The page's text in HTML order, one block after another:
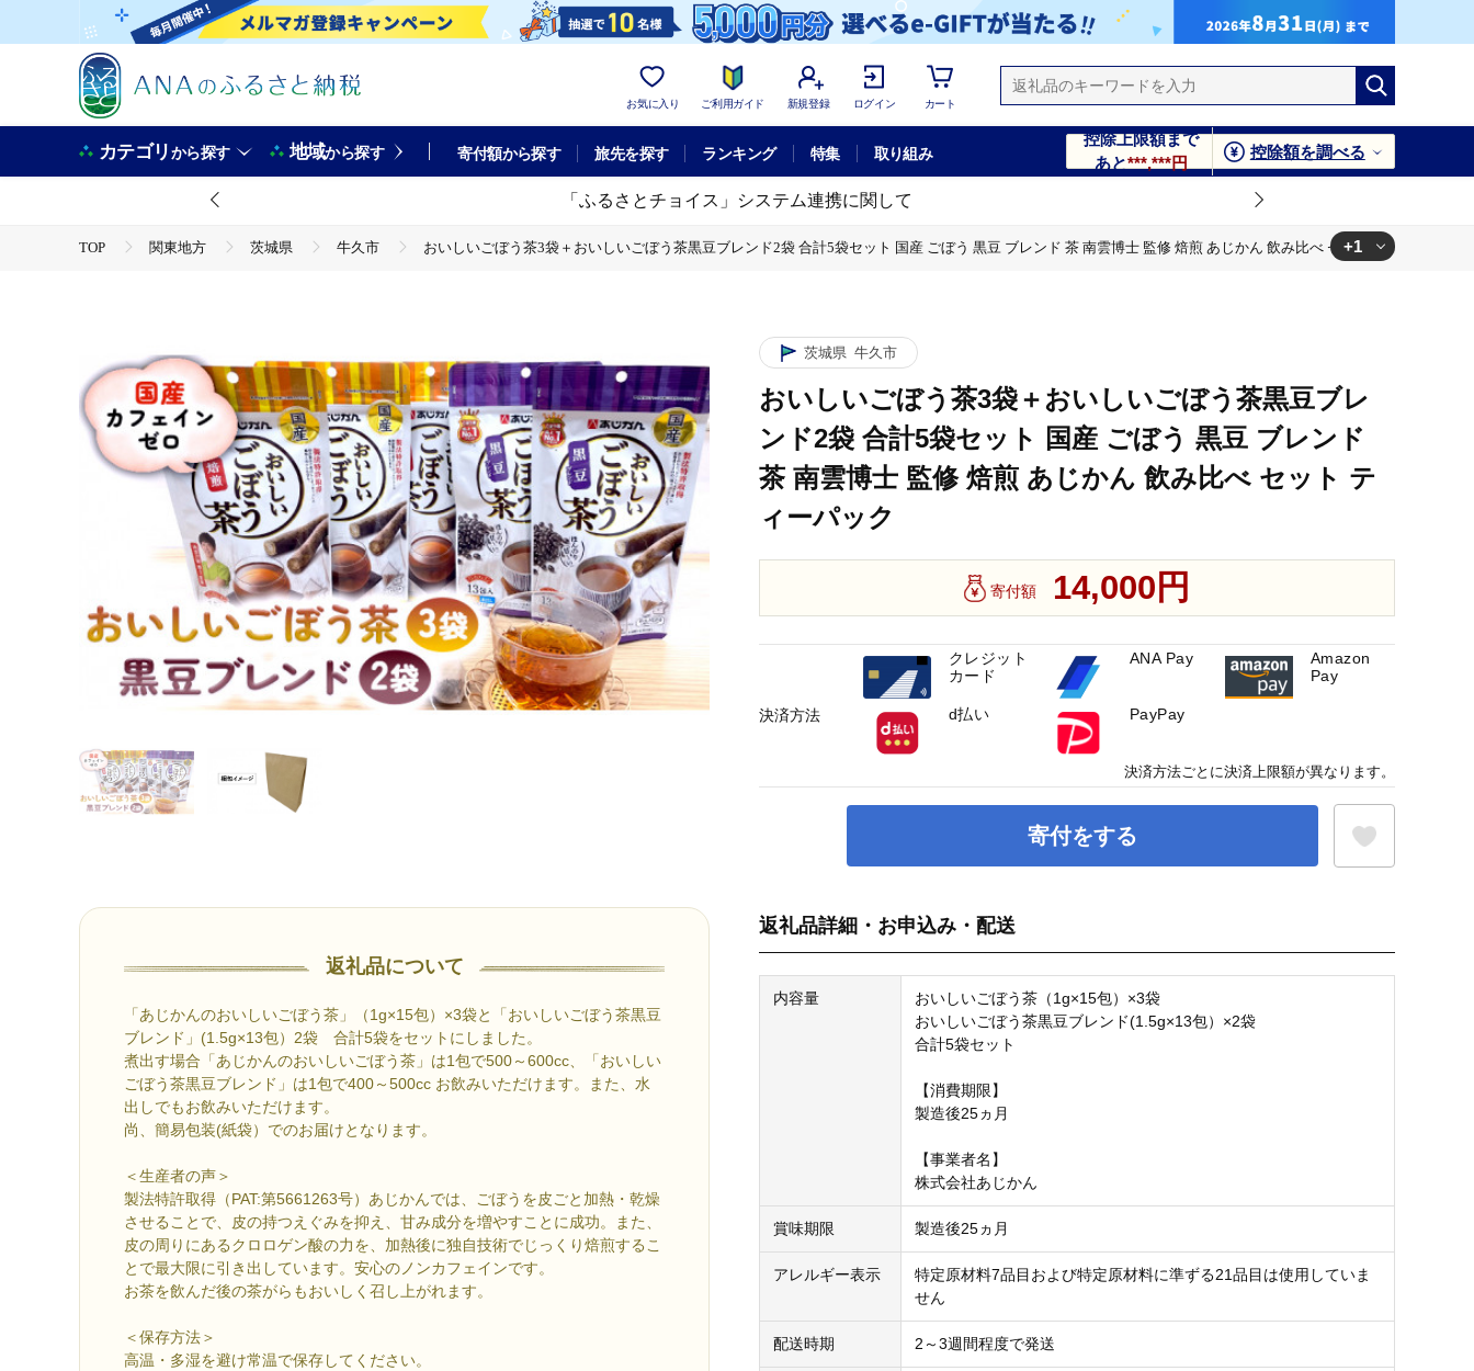
お気に入り ご利用ガイド 新規登録 ログイン カート
カテゴリから探す 地域から探す 寄付額から探す 旅先を探す ランキング 特集 取り組み
控除上限額まで
あと***,***円
控除額を調べる
「ふるさとチョイス」システム連携に関して
TOP 関東地方 茨城県 牛久市
おいしいごぼう茶3袋＋おいしいごぼう茶黒豆ブレンド2袋 合計5袋セット 国産 ごぼう 黒豆 ブレンド 茶 南雲博士 監修 焙煎 あじかん 飲み比べ セット ティーパック
+1
返礼品について
「あじかんのおいしいごぼう茶」（1g×15包）×3袋と「おいしいごぼう茶黒豆
ブレンド」(1.5g×13包）2袋 合計5袋をセットにしました。
煮出す場合「あじかんのおいしいごぼう茶」は1包で500～600cc、「おいしい
ごぼう茶黒豆ブレンド」は1包で400～500cc お飲みいただけます。また、水
出しでもお飲みいただけます。
尚、簡易包装(紙袋）でのお届けとなります。
＜生産者の声＞
製法特許取得（PAT:第5661263号）あじかんでは、ごぼうを皮ごと加熱・乾燥
させることで、皮の持つえぐみを抑え、甘み成分を増やすことに成功。また、
皮の周りにあるクロロゲン酸の力を、加熱後に独自技術でじっくり焙煎するこ
とで最大限に引き出しています。安心のノンカフェインです。
お茶を飲んだ後の茶がらもおいしく召し上がれます。
＜保存方法＞
高温・多湿を避け常温で保存してください。
茨城県 牛久市
おいしいごぼう茶3袋＋おいしいごぼう茶黒豆ブレ
ンド2袋 合計5袋セット 国産 ごぼう 黒豆 ブレンド
茶 南雲博士 監修 焙煎 あじかん 飲み比べ セット テ
ィーパック
寄付額 14,000円
寄付をする
返礼品詳細・お申込み・配送
内容量
おいしいごぼう茶（1g×15包）×3袋
おいしいごぼう茶黒豆ブレンド(1.5g×13包）×2袋
合計5袋セット
【消費期限】
製造後25ヵ月
【事業者名】
株式会社あじかん
賞味期限 製造後25ヵ月
アレルギー表示
特定原材料7品目および特定原材料に準ずる21品目は使用していま
せん
配送時期 2～3週間程度で発送
決済方法
クレジット
カード
ANA Pay
Amazon
Pay
d払い PayPay
決済方法ごとに決済上限額が異なります。